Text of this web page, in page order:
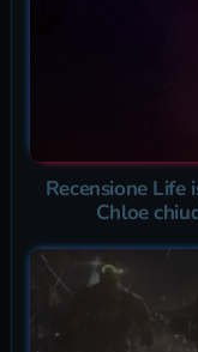
Recensione Life
Chloe